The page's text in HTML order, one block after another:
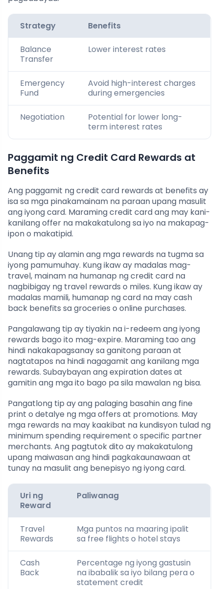
Strategy Benefits
Balance
Transfer
Lower interest rates
Emergency
Fund
Avoid high-interest charges
during emergencies
Negotiation
Potential for lower long-
term interest rates
Paggamit ng Credit Card Rewards at
Benefits
Ang paggamit ng credit card rewards at benefits ay
isa sa mga pinakamainam na paraan upang masulit
ang iyong card. Maraming credit card ang may kani-
kanilang offer na makakatulong sa iyo na makapag-
ipon o makatipid.
Unang tip ay alamin ang mga rewards na tugma sa
iyong pamumuhay. Kung ikaw ay madalas mag-
travel, mainam na humanap ng credit card na
nagbibigay ng travel rewards o miles. Kung ikaw ay
madalas mamili, humanap ng card na may cash
back benefits sa groceries o online purchases.
Pangalawang tip ay tiyakin na i-redeem ang iyong
rewards bago ito mag-expire. Maraming tao ang
hindi nakakapagsanay sa ganitong paraan at
nagtatapos na hindi nagagamit ang kanilang mga
rewards. Subaybayan ang expiration dates at
gamitin ang mga ito bago pa sila mawalan ng bisa.
Pangatlong tip ay ang palaging basahin ang fine
print o detalye ng mga offers at promotions. May
mga rewards na may kaakibat na kundisyon tulad ng
minimum spending requirement o specific partner
merchants. Ang pagtutok dito ay makakatulong
upang maiwasan ang hindi pagkakaunawaan at
tunay na masulit ang benepisyo ng iyong card.
Uri ng
Reward
Paliwanag
Travel
Rewards
Mga puntos na maaring ipalit
sa free flights o hotel stays
Cash
Back
Percentage ng iyong gastusin
na ibabalik sa iyo bilang pera o
statement credit